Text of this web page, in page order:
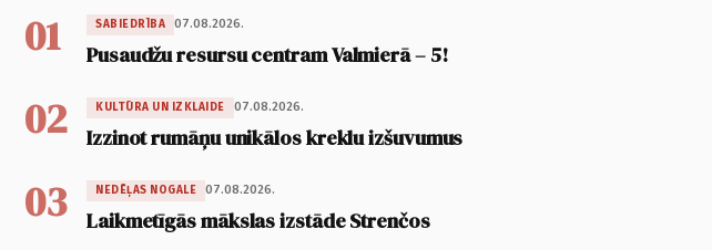
01 SABIEDRĪBA 07.08.2026.
Pusaudžu resursu centram Valmierā – 5!
02 KULTŪRA UN IZKLAIDE 07.08.2026.
Izzinot rumāņu unikālos kreklu izšuvumus
03 NEDĒĻAS NOGALE 07.08.2026.
Laikmetīgās mākslas izstāde Strenčos